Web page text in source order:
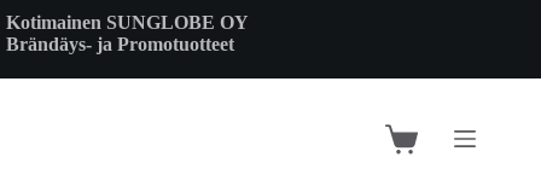
to
content
Kotimainen SUNGLOBE OY
Brändäys- ja Promotuotteet
Shopping